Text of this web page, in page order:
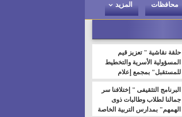
محافظات المزيد
حلقة نقاشية " تعزيز قيم
المسؤولية الأسرية والتخطيط
للمستقبل" بمجمع إعلام
السويس
البرنامج التثقيفى " إختلافنا سر
جمالنا لطلاب وطالبات ذوى
الهمهم" بمدارس التربية الخاصة